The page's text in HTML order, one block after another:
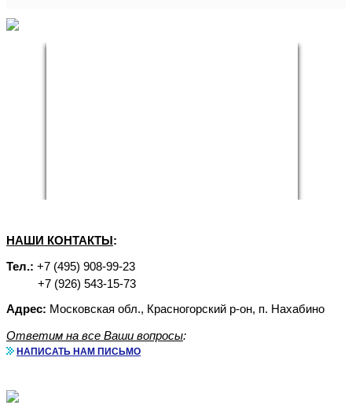
НАШИ КОНТАКТЫ:
Тел.: +7 (495) 908-99-23
+7 (926) 543-15-73
Адрес: Московская обл., Красногорский р-он, п. Нахабино
Ответим на все Ваши вопросы:
НАПИСАТЬ НАМ ПИСЬМО